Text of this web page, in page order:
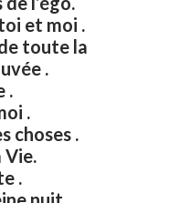
et moi .
toute la
.
.
moi .
choses .
la Vie.
.